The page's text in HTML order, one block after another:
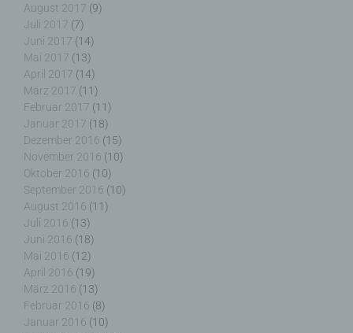
August 2017 (9)
Juli 2017 (7)
Juni 2017 (14)
Mai 2017 (13)
April 2017 (14)
März 2017 (11)
Februar 2017 (11)
Januar 2017 (18)
Dezember 2016 (15)
November 2016 (10)
Oktober 2016 (10)
September 2016 (10)
August 2016 (11)
Juli 2016 (13)
Juni 2016 (18)
Mai 2016 (12)
April 2016 (19)
März 2016 (13)
Februar 2016 (8)
Januar 2016 (10)
Die betroffene Person kann die Setzung von
Cookies durch unsere Internetseite jederzeit
mittels einer entsprechenden Einstellung des
genutzten Internetbrowsers verhindern und damit
der Setzung von Cookies dauerhaft
widersprechen. Ferner können bereits gesetzte
Cookies jederzeit über einen Internetbrowser oder
andere Softwareprogramme gelöscht werden. Dies
ist in allen gängigen Internetbrowsern möglich.
Deaktiviert die betroffene Person die Setzung von
Cookies in dem genutzten Internetbrowser, sind
unter Umständen nicht alle Funktionen unserer
Internetseite vollumfänglich nutzbar.
Erfassung von allgemeinen Daten und
Informationen
Die Internetseite erfasst mit jedem Aufruf der
Internetseite durch eine betroffene Person oder ein
automatisiertes System eine Reihe von